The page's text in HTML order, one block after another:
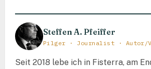
Steffen A. Pfeiffer
Pilger · Journalist · Autor/
Seit 2018 lebe ich in Fisterra, am